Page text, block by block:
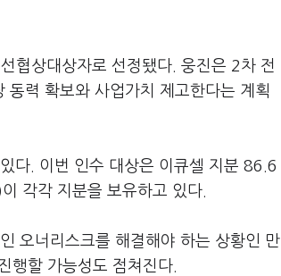
협상대상자로 선정됐다. 웅진은 2차 전
력 확보와 사업가치 제고한다는 계획
다. 이번 인수 대상은 이큐셀 지분 86.6
각각 지분을 보유하고 있다.
오너리스크를 해결해야 하는 상황인 만
행할 가능성도 점쳐진다.